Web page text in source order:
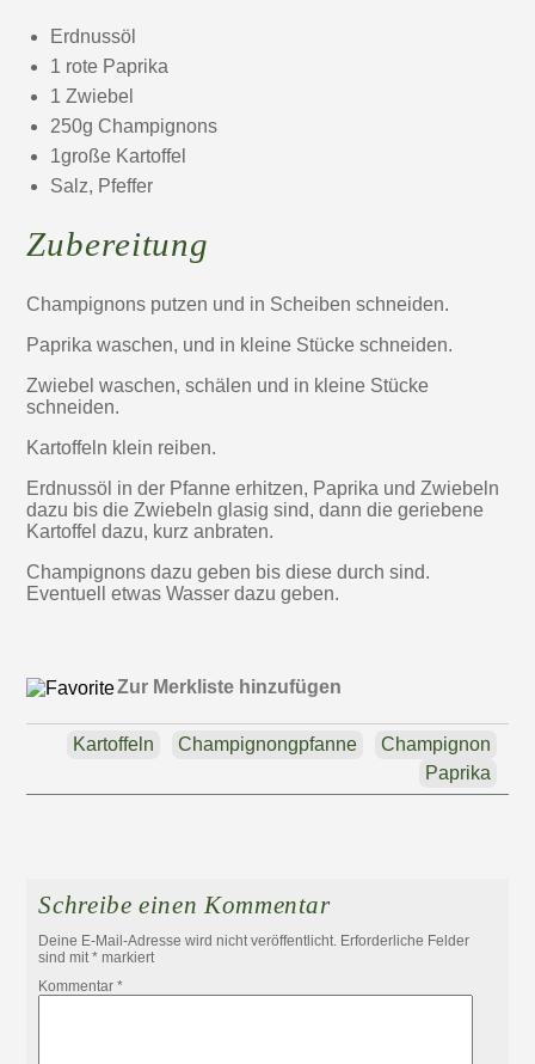
Erdnussöl
1 rote Paprika
1 Zwiebel
250g Champignons
1große Kartoffel
Salz, Pfeffer
Zubereitung
Champignons putzen und in Scheiben schneiden.
Paprika waschen, und in kleine Stücke schneiden.
Zwiebel waschen, schälen und in kleine Stücke
schneiden.
Kartoffeln klein reiben.
Erdnussöl in der Pfanne erhitzen, Paprika und Zwiebeln
dazu bis die Zwiebeln glasig sind, dann die geriebene
Kartoffel dazu, kurz anbraten.
Champignons dazu geben bis diese durch sind.
Eventuell etwas Wasser dazu geben.
Zur Merkliste hinzufügen
Champignon
Champignongpfanne
Kartoffeln
Paprika
Schreibe einen Kommentar
Deine E-Mail-Adresse wird nicht veröffentlicht. Erforderliche Felder
sind mit* markiert
Kommentar*